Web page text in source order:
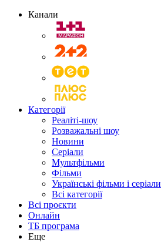
Канали
Категорії
Реаліті-шоу
Розважальні шоу
Новини
Серіали
Мультфільми
Фільми
Українські фільми і серіали
Всі категорії
Всі проєкти
Онлайн
ТБ програма
Еще